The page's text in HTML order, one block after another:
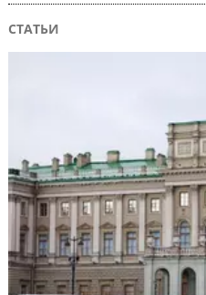
СТАТЬИ